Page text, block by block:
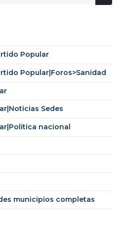
Popular
Popular|Foros>Sanidad
Sedes
nacional
municipios completas